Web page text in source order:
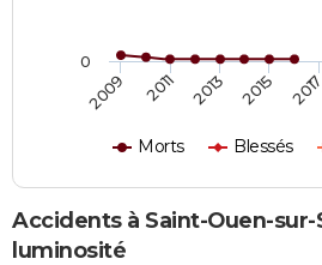
Morts Blessés
2009 2011 2013 2015 2017
0
Accidents à Saint-Ouen-sur-
luminosité